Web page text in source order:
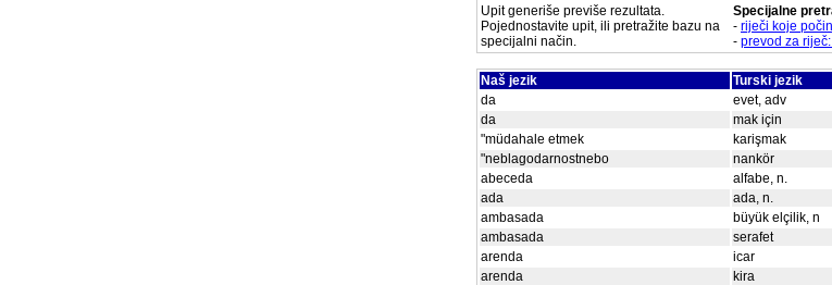
Upit generiše previše rezultata.
Pojednostavite upit, ili pretražite bazu na
specijalni način.
Specijalne
- riječi koje
- prevod za riječ:
Naš jezik
Turski jezik
da
evet, adv
da
mak için
"müdahale etmek
karişmak
"neblagodarnostnebo
nankör
abeceda
alfabe, n.
ada
ada, n.
ambasada
büyük elçilik, n
ambasada
serafet
arenda
icar
arenda
kira